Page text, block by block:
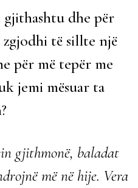
dhe për
zgjodhi të sillte një
për më tepër me
jemi mësuar ta
gjithmonë, baladat
më në hije. Vera